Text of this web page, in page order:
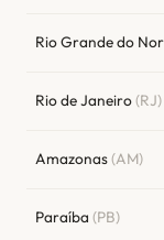
Rio Grande do
Rio de Janeiro(RJ)
Amazonas(AM)
Paraíba (PB)